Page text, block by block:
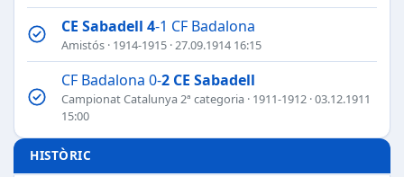
CE Sabadell 4-1 CF Badalona
Amistós · 1914-1915 · 27.09.1914 16:15
CF Badalona 0-2 CE Sabadell
Campionat Catalunya 2ª categoria · 1911-1912 · 03.12.1911
15:00
HISTÒRIC